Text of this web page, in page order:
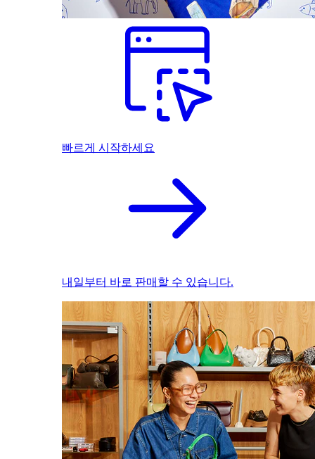
빠르게 시작하세요
내일부터 바로 판매할 수 있습니다.